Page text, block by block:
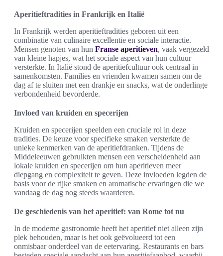
Aperitieftradities in Frankrijk en Italië
In Frankrijk werden aperitieftradities geboren uit een
combinatie van culinaire excellentie en sociale interactie.
Mensen genoten van hun Franse aperitieven, vaak vergezeld
van kleine hapjes, wat het sociale aspect van hun cultuur
versterkte. In Italië stond de aperitiefcultuur ook centraal in
samenkomsten. Families en vrienden kwamen samen om de
dag af te sluiten met een drankje en snacks, wat de onderlinge
verbondenheid bevorderde.
Invloed van kruiden en specerijen
Kruiden en specerijen speelden een cruciale rol in deze
tradities. De keuze voor specifieke smaken versterkte de
unieke kenmerken van de aperitiefdranken. Tijdens de
Middeleeuwen gebruikten mensen een verscheidenheid aan
lokale kruiden en specerijen om hun aperitieven meer
diepgang en complexiteit te geven. Deze invloeden legden de
basis voor de rijke smaken en aromatische ervaringen die we
vandaag de dag nog steeds waarderen.
De geschiedenis van het aperitief: van Rome tot nu
In de moderne gastronomie heeft het aperitief niet alleen zijn
plek behouden, maar is het ook geëvolueerd tot een
onmisbaar onderdeel van de eetervaring. Restaurants en bars